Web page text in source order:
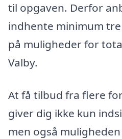
til opgaven. Derfor
indhente minimum
på muligheder for
Valby.
At få tilbud fra flere
giver dig ikke kun
men også